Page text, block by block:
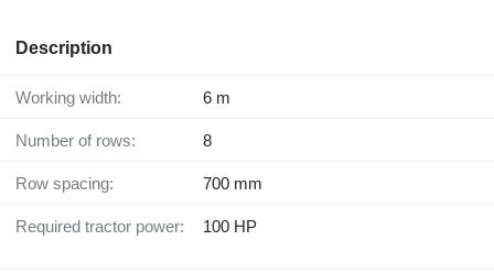
Description
Working width: 6 m
Number of rows: 8
Row spacing: 700 mm
Required tractor power: 100 HP